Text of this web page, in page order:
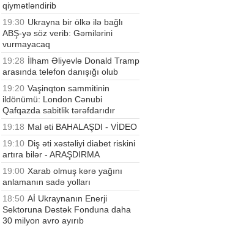
qiymətləndirib
19:30 Ukrayna bir ölkə ilə bağlı
ABŞ-yə söz verib: Gəmilərini
vurmayacaq
19:28 İlham Əliyevlə Donald Tramp
arasında telefon danışığı olub
19:20 Vaşinqton sammitinin
ildönümü: London Cənubi
Qafqazda sabitlik tərəfdarıdır
19:18 Mal əti BAHALAŞDI - VİDEO
19:10 Diş əti xəstəliyi diabet riskini
artıra bilər - ARAŞDIRMA
19:00 Xarab olmuş kərə yağını
anlamanın sadə yolları
18:50 Aİ Ukraynanın Enerji
Sektoruna Dəstək Fonduna daha
30 milyon avro ayırıb